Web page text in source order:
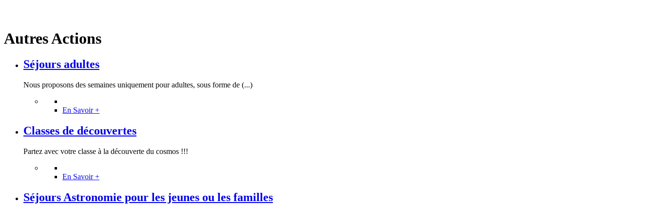
Autres Actions
Séjours adultes
Nous proposons des semaines uniquement pour adultes, sous forme de (...)
En Savoir +
Classes de découvertes
Partez avec votre classe à la découverte du cosmos !!!
En Savoir +
Séjours Astronomie pour les jeunes ou les familles